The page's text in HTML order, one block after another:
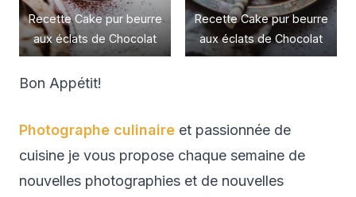
Recette Cake pur beurre
aux éclats de Chocolat
Recette Cake pur beurre
aux éclats de Chocolat
Bon Appétit!
Photographe culinaire et passionnée de
cuisine je vous propose chaque semaine de
nouvelles photographies et de nouvelles